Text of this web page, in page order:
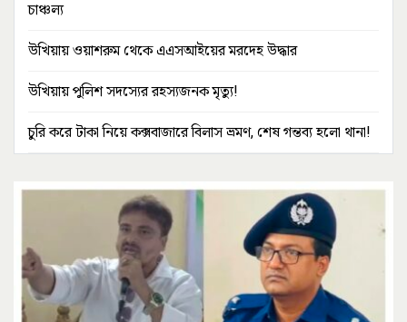
চাঞ্চল্য
উখিয়ায় ওয়াশরুম থেকে এএসআইয়ের মরদেহ উদ্ধার
উখিয়ায় পুলিশ সদস্যের রহস্যজনক মৃত্যু!
চুরি করে টাকা নিয়ে কক্সবাজারে বিলাস ভ্রমণ, শেষ গন্তব্য হলো থানা!